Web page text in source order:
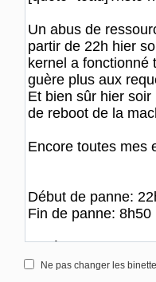
Ne pas changer les